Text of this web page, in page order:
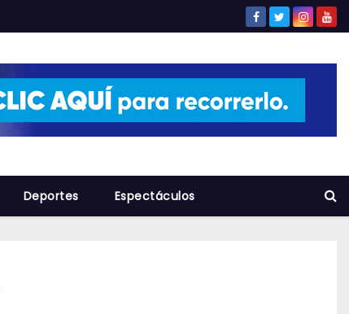
Deportes Espectáculos